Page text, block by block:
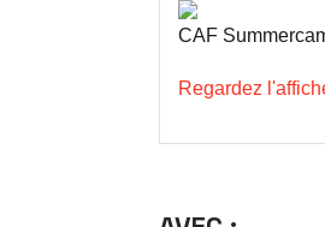
CAF
Regardez